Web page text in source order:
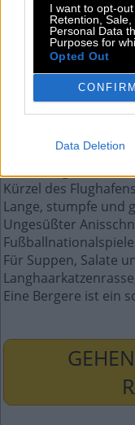
I want to opt-
Retention,
Personal Data
Purposes for
Opted Out
CONFIRM
Data Deletion
Weitere
Kürzel des
Abkürzung in
Filmkomödie, Zwei
Grund für z. B. eine
Wird Tieren zum
Einzelliges
Nestorpapagei in
Kürzel des
Lange, stumpfe und
Ungesüßter
Für Suppen, Salate
Langhaarkatzenrasse,
Eine Bergere ist ein